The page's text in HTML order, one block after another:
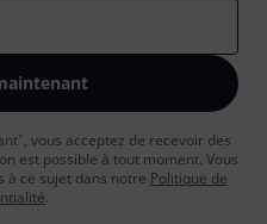
vous acceptez de recevoir des
est possible à tout moment. Vous
à ce sujet dans notre Politique de
.